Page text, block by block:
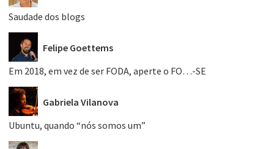
Saudade dos blogs
Felipe Goettems
Em 2018, em vez de ser FODA, aperte o FO…-SE
Gabriela Vilanova
Ubuntu, quando “nós somos um”